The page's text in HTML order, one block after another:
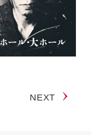
NEXT